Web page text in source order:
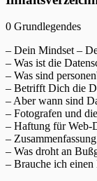
0 Grundlegendes
– Dein Mindset –
– Was ist die
– Was sind
– Betrifft Dich die
– Aber wann sind
– Fotografen und
– Haftung für Web-
–
– Was droht an
– Brauche ich einen